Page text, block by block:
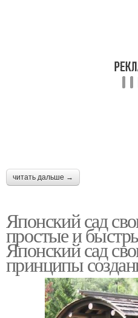
читать дальше →
Японский сад
простые и
Японский сад
принципы